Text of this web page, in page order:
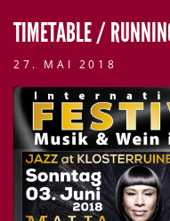
TIMETABLE /
27. MAI 2018